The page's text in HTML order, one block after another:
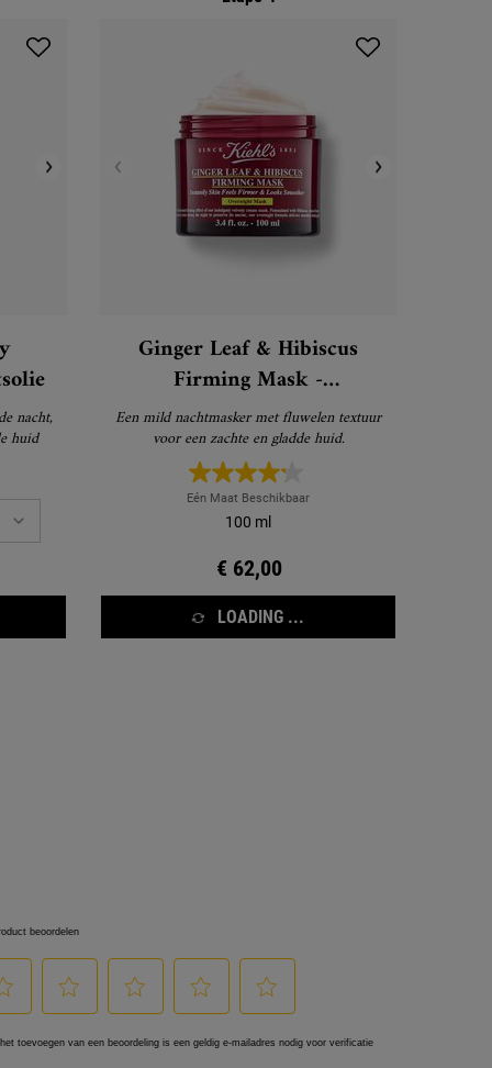
nacht,
huid
Ginger Leaf & Hibiscus
Firming Mask -
Gezichtsmasker
Een mild nachtmasker met fluwelen textuur
voor een zachte en gladde huid.
Eén Maat Beschikbaar
100 ml
€ 62,00
LOADING ...